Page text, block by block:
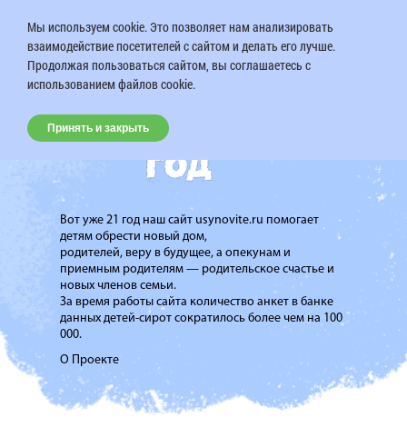
Вот уже 21 год наш сайт usynovite.ru помогает
детям обрести новый дом,
родителей, веру в будущее, а опекунам и
приемным родителям — родительское счастье и
новых членов семьи.
За время работы сайта количество анкет в банке
данных детей-сирот сократилось более чем на 100
000.
О Проекте
Мы используем cookie. Это позволяет нам анализировать
взаимодействие посетителей с сайтом и делать его лучше.
Продолжая пользоваться сайтом, вы соглашаетесь с
использованием файлов cookie.
Принять и закрыть